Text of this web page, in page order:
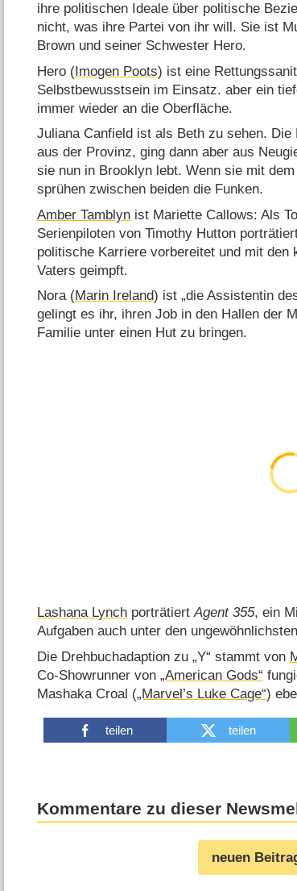
ihre politischen Ideale über politische
nicht, was ihre Partei von ihr will. Sie ist
Brown und seiner Schwester Hero.
Hero (Imogen Poots) ist eine
Selbstbewusstsein im Einsatz. aber ein
immer wieder an die Oberfläche.
Juliana Canfield ist als Beth zu sehen.
aus der Provinz, ging dann aber aus
sie nun in Brooklyn lebt. Wenn sie mit
sprühen zwischen beiden die Funken.
Amber Tamblyn ist Mariette Callows: Als
Serienpiloten von Timothy Hutton
politische Karriere vorbereitet und mit den
Vaters geimpft.
Nora (Marin Ireland) ist „die Assistentin
gelingt es ihr, ihren Job in den Hallen der
Familie unter einen Hut zu bringen.
Lashana Lynch porträtiertAgent 355, ein
Aufgaben auch unter den
Die Drehbuchadaption zu „Y“ stammt von
Co-Showrunner von„American Gods“
Mashaka Croal („Marvel’s Luke Cage“)
teilen teilen
Kommentare zu dieser
neuen